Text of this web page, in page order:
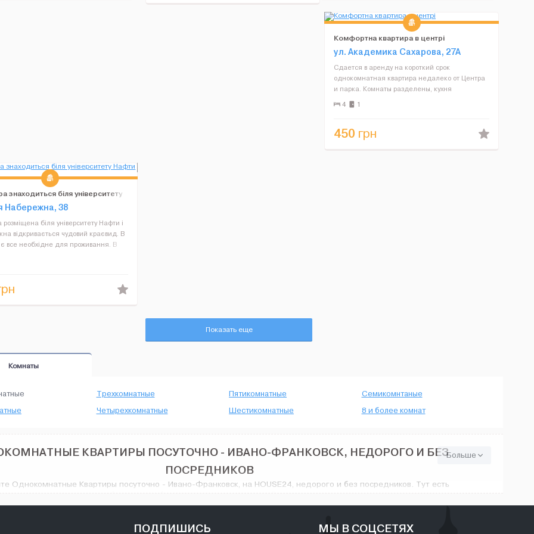
Комфортна квартира в центрі
ул. Академика Сахарова, 27А
Сдается в аренду на короткий срок
однокомнатная квартира недалеко от Центра
и парка. Комнаты разделены, кухня
объединена с залом, ремонт, отопление
автономное, подогрев пола, Интернет Wi-Fi,
4 1
450 грн
знаходиться біля університету
Набережна, 38
розміщена біля університету Нафти і
відкривається чудовий краєвид. В
є все необхідне для проживання. В
є чиста білизна, рушники. 20 хвилин
центру. 20 хвилин пішки до Сільпо
Показать еще
Комнаты
Трехкомнатные
Четырехкомнатные
Пятикомнатные
Шестикомнатные
Семикомнтаные
8 и более комнат
КВАРТИРЫ ПОСУТОЧНО - ИВАНО-ФРАНКОВСК, НЕДОРОГО И БЕЗ
ПОСРЕДНИКОВ
Однокомнатные Квартиры посуточно - Ивано-Франковск, на HOUSE24, недорого и без посредников. Тут есть
VIP дизайна, количество предлагаемых вариантов вас порадует. На House24.com.ua найдутся любые
Больше
ПОДПИШИСЬ МЫ В СОЦСЕТЯХ